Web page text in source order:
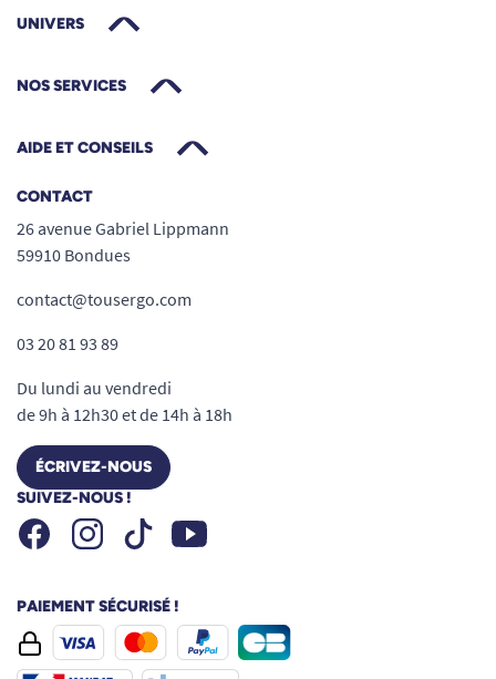
UNIVERS
NOS SERVICES
AIDE ET CONSEILS
CONTACT
26 avenue Gabriel Lippmann
59910 Bondues
contact@tousergo.com
03 20 81 93 89
Du lundi au vendredi
de 9h à 12h30 et de 14h à 18h
ÉCRIVEZ-NOUS
SUIVEZ-NOUS !
FacebookInstagramTiktok Youtube
PAIEMENT SÉCURISÉ !